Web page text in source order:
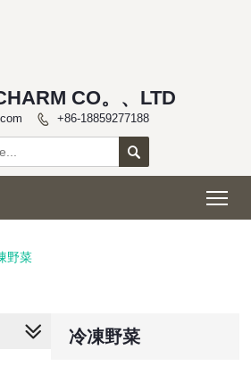
CO。、LTD
 +86-18859277188

野菜
冷凍野菜